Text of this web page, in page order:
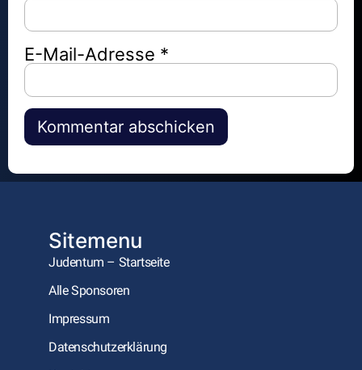
E-Mail-Adresse *
Alternative:
Sitemenu
Judentum – Startseite
Alle Sponsoren
Impressum
Datenschutzerklärung